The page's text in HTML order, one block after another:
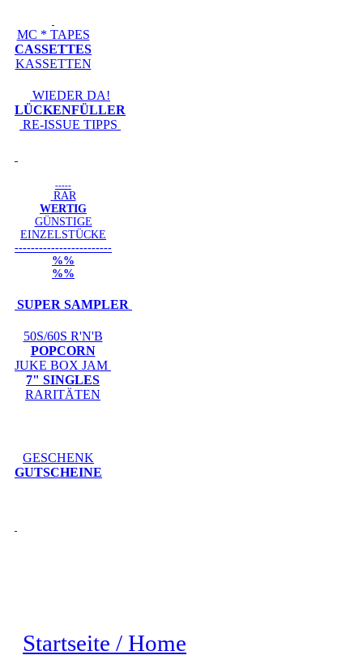
MC * TAPES
CASSETTES
KASSETTEN
WIEDER DA!
LÜCKENFÜLLER
RE-ISSUE TIPPS
-----
RAR
WERTIG
GÜNSTIGE
EINZELSTÜCKE
------------------------
%%
%%
SUPER SAMPLER
50S/60S R'N'B
POPCORN
JUKE BOX JAM
7" SINGLES
RARITÄTEN
GESCHENK
GUTSCHEINE
Startseite / Home